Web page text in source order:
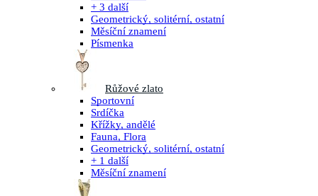
+ 3 další
Geometrický, solitérní, ostatní
Měsíční znamení
Písmenka
Růžové zlato
Sportovní
Srdíčka
Křížky, andělé
Fauna, Flora
Geometrický, solitérní, ostatní
+ 1 další
Měsíční znamení